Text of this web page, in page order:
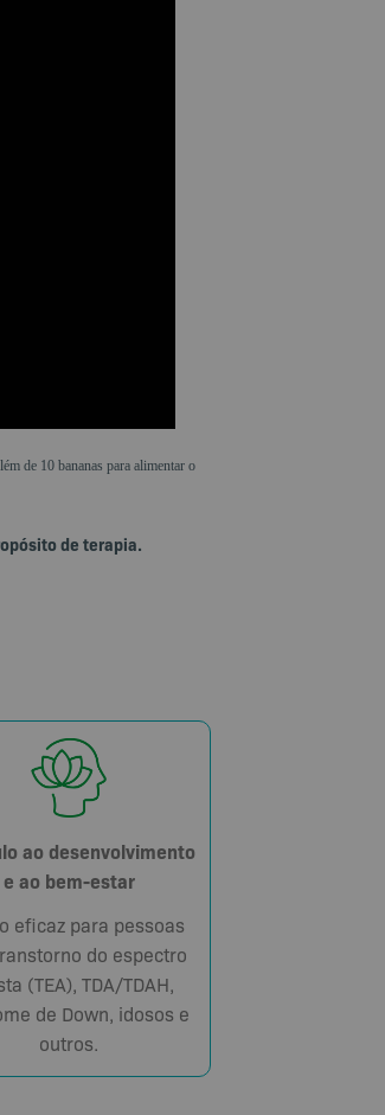
de 10 bananas para alimentar o
de terapia.
ao desenvolvimento
e ao bem-estar
eficaz para pessoas
do espectro
(TEA), TDA/TDAH,
de Down, idosos e
outros.